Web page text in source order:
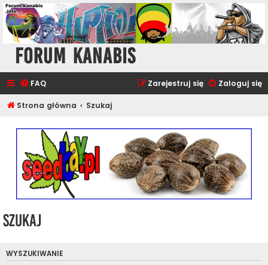
Forum Kanabis
FAQ Zaloguj się
Zarejestruj się
Strona główna Szukaj
Szukaj
WYSZUKIWANIE